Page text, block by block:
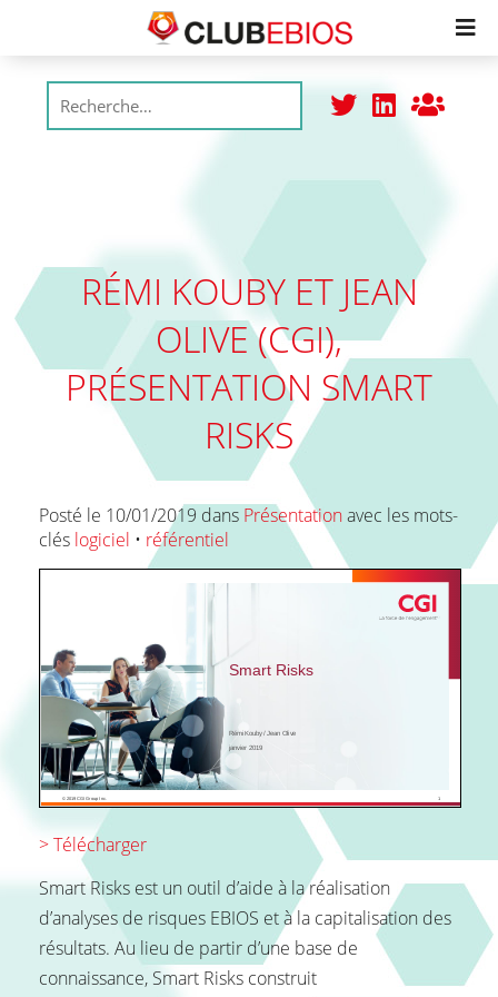
Adhésion
College
Labels
FAQ
RÉMI KOUBY ET JEAN
OLIVE (CGI),
PRÉSENTATION SMART
RISKS
Posté le 10/01/2019 dans Présentationavec les mots-
clés logiciel • référentiel
> Télécharger
Smart Risks est un outil d’aide à la réalisation
d’analyses de risques EBIOS et à la capitalisation des
résultats. Au lieu de partir d’une base de
connaissance, Smart Risks construit